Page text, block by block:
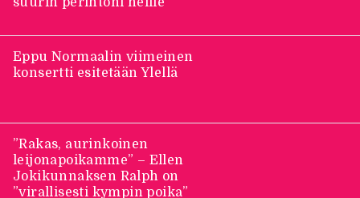
konsertti esitetään Ylellä
leijonapoikamme” – Ellen
Jokikunnaksen Ralph on
”virallisesti kympin poika”